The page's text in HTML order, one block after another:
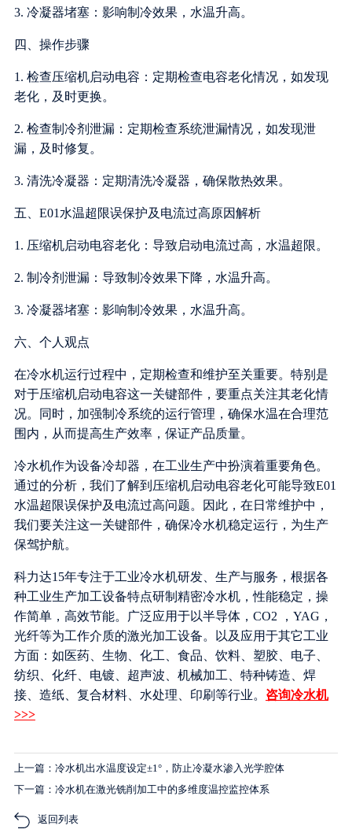
3. 冷凝器堵塞：影响制冷效果，水温升高。
四、操作步骤
1. 检查压缩机启动电容：定期检查电容老化情况，如发现
老化，及时更换。
2. 检查制冷剂泄漏：定期检查系统泄漏情况，如发现泄
漏，及时修复。
3. 清洗冷凝器：定期清洗冷凝器，确保散热效果。
五、E01水温超限误保护及电流过高原因解析
1. 压缩机启动电容老化：导致启动电流过高，水温超限。
2. 制冷剂泄漏：导致制冷效果下降，水温升高。
3. 冷凝器堵塞：影响制冷效果，水温升高。
六、个人观点
在冷水机运行过程中，定期检查和维护至关重要。特别是
对于压缩机启动电容这一关键部件，要重点关注其老化情
况。同时，加强制冷系统的运行管理，确保水温在合理范
围内，从而提高生产效率，保证产品质量。
冷水机作为设备冷却器，在工业生产中扮演着重要角色。
通过的分析，我们了解到压缩机启动电容老化可能导致E01
水温超限误保护及电流过高问题。因此，在日常维护中，
我们要关注这一关键部件，确保冷水机稳定运行，为生产
保驾护航。
科力达15年专注于工业冷水机研发、生产与服务，根据各
种工业生产加工设备特点研制精密冷水机，性能稳定，操
作简单，高效节能。广泛应用于以半导体，CO2 ，YAG，
光纤等为工作介质的激光加工设备。以及应用于其它工业
方面：如医药、生物、化工、食品、饮料、塑胶、电子、
纺织、化纤、电镀、超声波、机械加工、特种铸造、焊
接、造纸、复合材料、水处理、印刷等行业。 咨询冷水机
>>>
上一篇：冷水机出水温度设定±1°，防止冷凝水渗入光学腔体
下一篇：冷水机在激光铣削加工中的多维度温控监控体系
返回列表